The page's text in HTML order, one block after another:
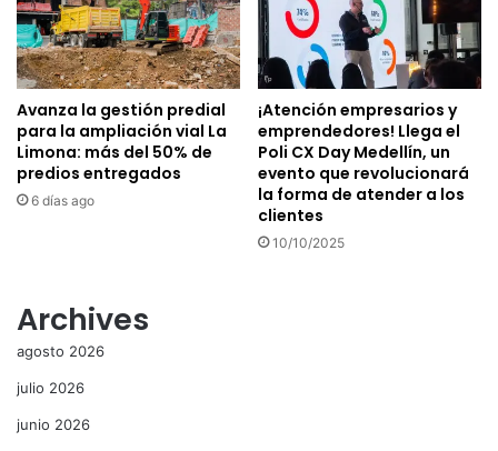
Avanza la gestión predial
para la ampliación vial La
Limona: más del 50% de
predios entregados
6 días ago
¡Atención empresarios y
emprendedores! Llega el
Poli CX Day Medellín, un
evento que revolucionará
la forma de atender a los
clientes
10/10/2025
Archives
agosto 2026
julio 2026
junio 2026